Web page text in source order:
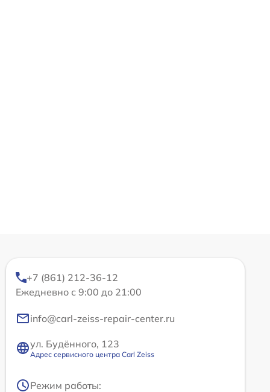
+7 (861) 212-36-12
Ежедневно с 9:00 до 21:00
info@carl-zeiss-repair-center.ru
ул. Будённого, 123
Адрес сервисного центра Carl Zeiss
Режим работы: